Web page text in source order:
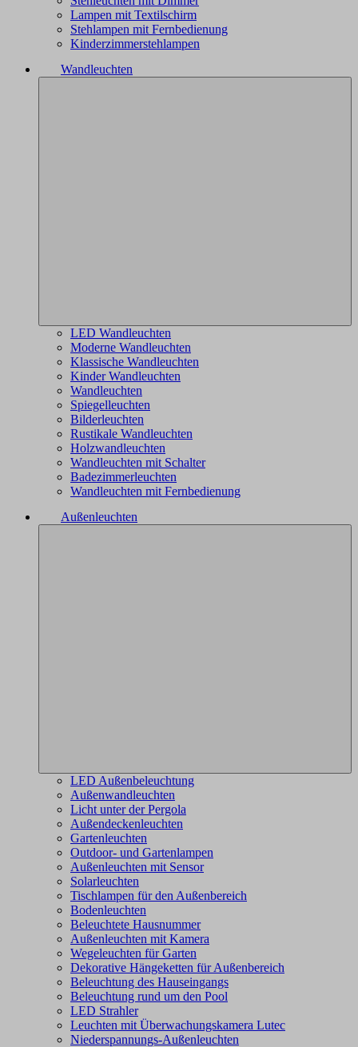
Lampen mit Textilschirm
Stehlampen mit Fernbedienung
Kinderzimmerstehlampen
Wandleuchten
LED Wandleuchten
Moderne Wandleuchten
Klassische Wandleuchten
Kinder Wandleuchten
Wandleuchten
Spiegelleuchten
Bilderleuchten
Rustikale Wandleuchten
Holzwandleuchten
Wandleuchten mit Schalter
Badezimmerleuchten
Wandleuchten mit Fernbedienung
Außenleuchten
LED Außenbeleuchtung
Außenwandleuchten
Licht unter der Pergola
Außendeckenleuchten
Gartenleuchten
Outdoor- und Gartenlampen
Außenleuchten mit Sensor
Solarleuchten
Tischlampen für den Außenbereich
Bodenleuchten
Beleuchtete Hausnummer
Außenleuchten mit Kamera
Wegeleuchten für Garten
Dekorative Hängeketten für Außenbereich
Beleuchtung des Hauseingangs
Beleuchtung rund um den Pool
LED Strahler
Leuchten mit Überwachungskamera Lutec
Niederspannungs-Außenleuchten